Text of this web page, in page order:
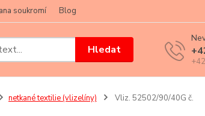
soukromí Blog
Hledat
netkané textilie (vlizelíny) Vliz. 52502/90/40G č.